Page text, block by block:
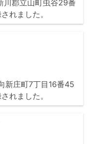
川郡立山町虫谷29番
れました。
新庄町7丁目16番45
れました。